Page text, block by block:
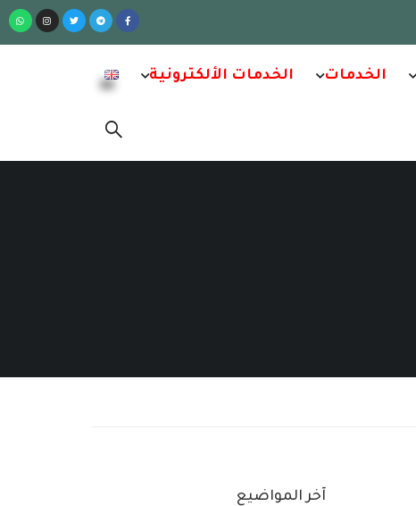
الخدمات الخدمات الألكترونية
آخر المواضيع